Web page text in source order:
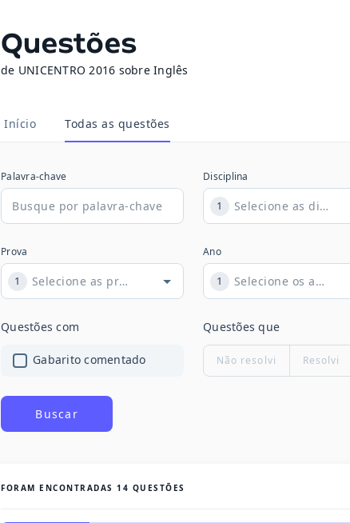
Questões
de UNICENTRO 2016 sobre Inglês
Início Todas as questões
Palavra-chave Disciplina
1
Prova
1
Ano
1
Questões com
Gabarito comentado
Questões que
Não resolvi Resolvi
Buscar
FORAM ENCONTRADAS 14 QUESTÕES